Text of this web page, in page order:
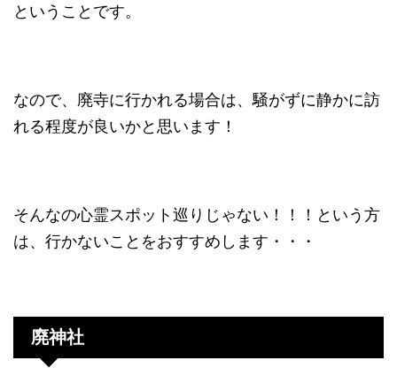
ということです。
なので、廃寺に行かれる場合は、騒がずに静かに訪
れる程度が良いかと思います！
そんなの心霊スポット巡りじゃない！！！という方
は、行かないことをおすすめします・・・
廃神社